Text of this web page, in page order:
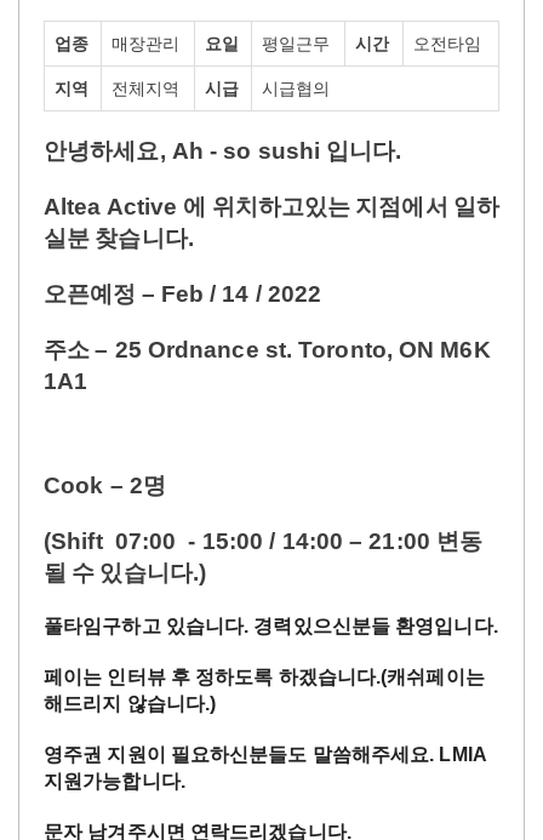
업종 매장관리 요일 평일근무 시간 오전타임
지역 전체지역 시급 시급협의
안녕하세요, Ah - so sushi 입니다.
Altea Active 에 위치하고있는 지점에서 일하
실분 찾습니다.
오픈예정 – Feb / 14 / 2022
주소 – 25 Ordnance st. Toronto, ON M6K
1A1
Cook – 2명
(Shift 07:00 - 15:00 / 14:00 – 21:00 변동
될 수 있습니다.)
풀타임구하고 있습니다. 경력있으신분들 환영입니다.
페이는 인터뷰 후 정하도록 하겠습니다.(캐쉬페이는
해드리지 않습니다.)
영주권 지원이 필요하신분들도 말씀해주세요. LMIA
지원가능합니다.
문자 남겨주시면 연락드리겠습니다.